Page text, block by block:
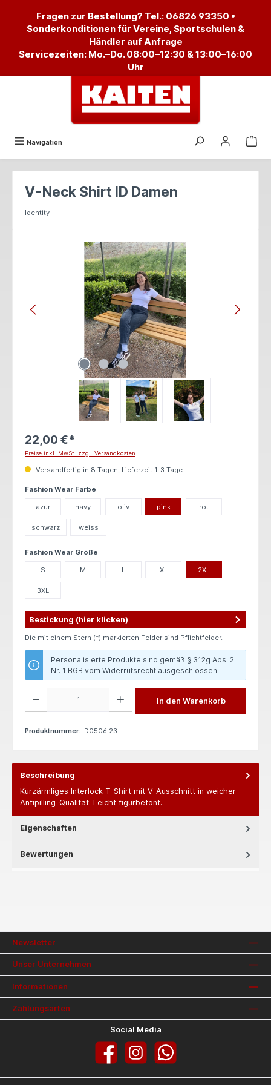
Fragen zur Bestellung? Tel.: 06826 93350 •
Sonderkonditionen für Vereine, Sportschulen &
Händler auf Anfrage
Servicezeiten: Mo.–Do. 08:00–12:30 & 13:00–16:00
Uhr
Navigation
V-Neck Shirt ID Damen
Identity
Bildergalerie überspringen
22,00 €*
Preise inkl. MwSt. zzgl. Versandkosten
Versandfertig in 8 Tagen, Lieferzeit 1-3 Tage
Fashion Wear Farbe
azur navy oliv pink rot
schwarz weiss
Fashion Wear Größe
S M L XL 2XL
3XL
Bestickung (hier klicken)
Die mit einem Stern (*) markierten Felder sind Pflichtfelder.
Personalisierte Produkte sind gemäß § 312g Abs. 2
Nr. 1 BGB vom Widerrufsrecht ausgeschlossen
In den Warenkorb
Produktnummer: ID0506.23
Beschreibung
Kurzärmliges Interlock T-Shirt mit V-Ausschnitt in weicher
Antipilling-Qualität. Leicht figurbetont.
Eigenschaften
Bewertungen
Newsletter
Unser Unternehmen
Informationen
Zahlungsarten
Social Media
Facebook InstagramWhatsApp